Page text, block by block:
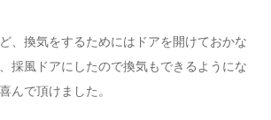
、換気をするためにはドアを開けておかな
採風ドアにしたので換気もできるようにな
んで頂けました。